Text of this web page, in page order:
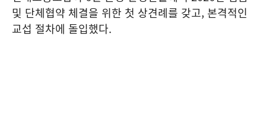
및 단체협약 체결을 위한 첫 상견례를 갖고, 본격적인
교섭 절차에 돌입했다.